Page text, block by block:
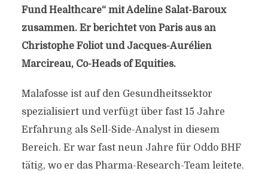
Fund Healthcare“ mit Adeline Salat-Baroux
zusammen. Er berichtet von Paris aus an
Christophe Foliot und Jacques-Aurélien
Marcireau, Co-Heads of Equities.
Malafosse ist auf den Gesundheitssektor
spezialisiert und verfügt über fast 15 Jahre
Erfahrung als Sell-Side-Analyst in diesem
Bereich. Er war fast neun Jahre für Oddo BHF
tätig, wo er das Pharma-Research-Team leitete.